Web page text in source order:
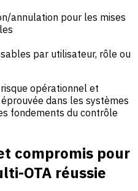
annulation pour les mises
par utilisateur, rôle ou
opérationnel et
dans les systèmes
fondements du contrôle
compromis pour
OTA réussie